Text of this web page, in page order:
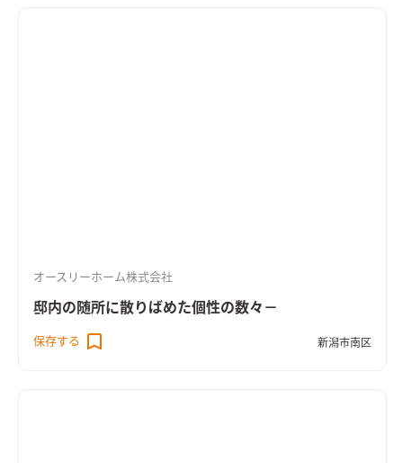
オースリーホーム株式会社
邸内の随所に散りばめた個性の数々－
保存する 新潟市南区